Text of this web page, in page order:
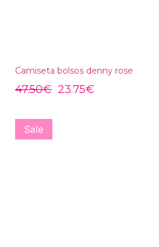
Camiseta bolsos denny rose
47.50€ 23.75€
Sale